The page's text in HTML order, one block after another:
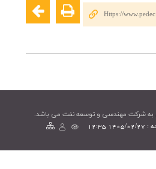
Https://
به شرکت مهندسی و توسعه نفت می باشد.